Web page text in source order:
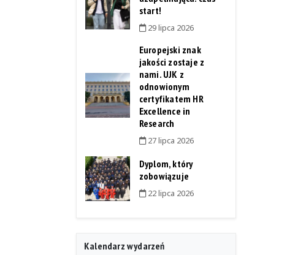
start!
29 lipca 2026
Europejski znak
jakości zostaje z
nami. UJK z
odnowionym
certyfikatem HR
Excellence in
Research
27 lipca 2026
Dyplom, który
zobowiązuje
22 lipca 2026
Kalendarz wydarzeń